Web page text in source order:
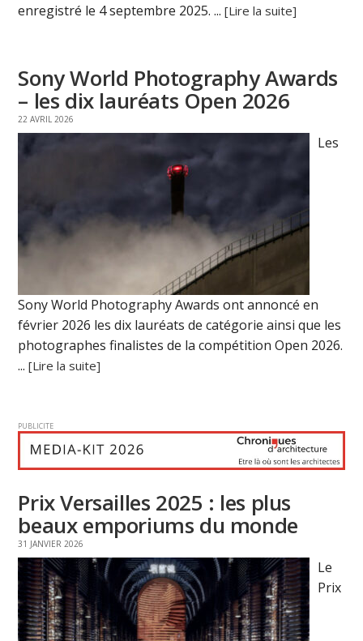
enregistré le 4 septembre 2025. ...[Lire la suite]
Sony World Photography Awards
– les dix lauréats Open 2026
22 AVRIL 2026
Les
Sony World Photography Awards ont annoncé en
février 2026 les dix lauréats de catégorie ainsi que les
photographes finalistes de la compétition Open 2026.
...[Lire la suite]
PUBLICITE
Prix Versailles 2025 : les plus
beaux emporiums du monde
31 JANVIER 2026
Le
Prix